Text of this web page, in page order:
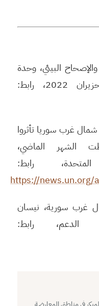
البيئي، وحدة
غرب سوريا تأثروا
الشهر الماضي،
https://
غرب سورية، نيسان